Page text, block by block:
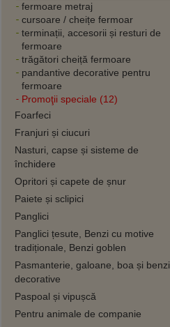
fermoare metraj
cursoare / cheițe fermoar
terminații, accesorii și resturi de
fermoare
trăgători cheiță fermoare
pandantive decorative pentru
fermoare
Promoţii speciale (12)
Foarfeci
Franjuri și ciucuri
Nasturi, capse și sisteme de
închidere
Opritori și capete de șnur
Paiete și sclipici
Panglici
Panglici țesute, Benzi cu motive
tradiționale, Benzi goblen
Pasmanterie, galoane, boa și benzi
decorative
Paspoal și vipușcă
Pentru animale de companie